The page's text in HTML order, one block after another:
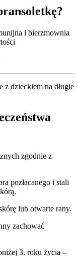
i bierzmownia
z dzieckiem na długie
zgodnie z
pozłacanego i stali
lub otwarte rany.
zachować
3. roku życia –